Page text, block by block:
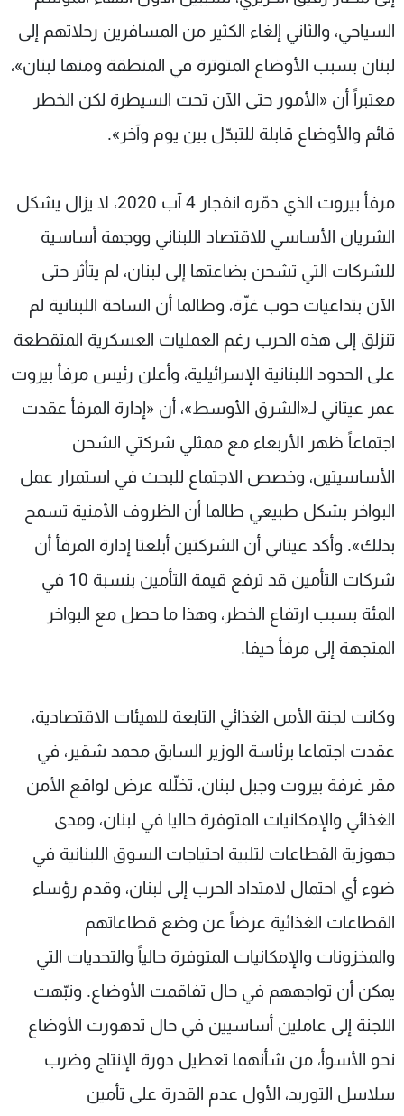
السياحي، والثاني إلغاء الكثير من المسافرين رحلاتهم إلى
لبنان بسبب الأوضاع المتوترة في المنطقة ومنها لبنان»،
معتبراً أن «الأمور حتى الآن تحت السيطرة لكن الخطر
قائم والأوضاع قابلة للتبدّل بين يوم وآخر».
مرفأ بيروت الذي دمّره انفجار 4 آب 2020، لا يزال يشكل
الشريان الأساسي للاقتصاد اللبناني ووجهة أساسية
للشركات التي تشحن بضاعتها إلى لبنان، لم يتأثر حتى
الآن بتداعيات حوب غزّة، وطالما أن الساحة اللبنانية لم
تنزلق إلى هذه الحرب رغم العمليات العسكرية المتقطعة
على الحدود اللبنانية الإسرائيلية، وأعلن رئيس مرفأ بيروت
عمر عيتاني لـ«الشرق الأوسط»، أن «إدارة المرفأ عقدت
اجتماعاً ظهر الأربعاء مع ممثلي شركتي الشحن
الأساسيتين، وخصص الاجتماع للبحث في استمرار عمل
البواخر بشكل طبيعي طالما أن الظروف الأمنية تسمح
بذلك». وأكد عيتاني أن الشركتين أبلغتا إدارة المرفأ أن
شركات التأمين قد ترفع قيمة التأمين بنسبة 10 في
المئة بسبب ارتفاع الخطر، وهذا ما حصل مع البواخر
المتجهة إلى مرفأ حيفا.
وكانت لجنة الأمن الغذائي التابعة للهيئات الاقتصادية،
عقدت اجتماعا برئاسة الوزير السابق محمد شقير، في
مقر غرفة بيروت وجبل لبنان، تخلّله عرض لواقع الأمن
الغذائي والإمكانيات المتوفرة حاليا في لبنان، ومدى
جهوزية القطاعات لتلبية احتياجات السوق اللبنانية في
ضوء أي احتمال لامتداد الحرب إلى لبنان، وقدم رؤساء
القطاعات الغذائية عرضاً عن وضع قطاعاتهم
والمخزونات والإمكانيات المتوفرة حالياً والتحديات التي
يمكن أن تواجههم في حال تفاقمت الأوضاع. ونبّهت
اللجنة إلى عاملين أساسيين في حال تدهورت الأوضاع
نحو الأسوأ، من شأنهما تعطيل دورة الإنتاج وضرب
سلاسل التوريد، الأول عدم القدرة على تأمين